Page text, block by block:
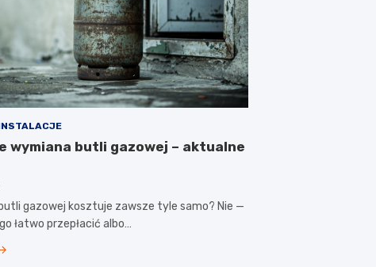
wymiana butli gazowej – aktualne
gazowej kosztuje zawsze tyle samo? Nie —
łatwo przepłacić albo…